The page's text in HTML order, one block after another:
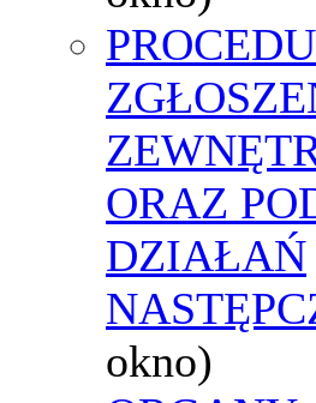
ORAZ
DZIAŁAŃ
okno)